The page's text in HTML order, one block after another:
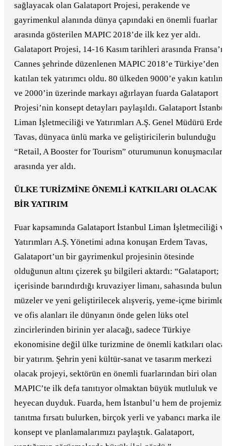
sağlayacak olan Galataport Projesi, perakende ve
gayrimenkul alanında dünya çapındaki en önemli fuarlar
arasında gösterilen MAPIC 2018’de ilk kez yer aldı.
Galataport Projesi, 14-16 Kasım tarihleri arasında
Cannes şehrinde düzenlenen MAPIC 2018’e Türkiye’den
katılan tek yatırımcı oldu. 80 ülkeden 9000’e yakın
ve 2000’in üzerinde markayı ağırlayan fuarda Galataport
Projesi’nin konsept detayları paylaşıldı. Galataport
Liman İşletmeciliği ve Yatırımları A.Ş. Genel Müdürü
Tavas, dünyaca ünlü marka ve geliştiricilerin bulunduğu
“Retail, A Booster for Tourism” oturumunun konuşmacıları
arasında yer aldı.
ÜLKE TURİZMİNE ÖNEMLİ KATKILARI OLACAK
BİR YATIRIM
Fuar kapsamında Galataport İstanbul Liman İşletmeciliği
Yatırımları A.Ş. Yönetimi adına konuşan Erdem Tavas,
Galataport’un bir gayrimenkul projesinin ötesinde
olduğunun altını çizerek şu bilgileri aktardı: “Galataport;
içerisinde barındırdığı kruvaziyer limanı, sahasında
müzeler ve yeni geliştirilecek alışveriş, yeme-içme
ve ofis alanları ile dünyanın önde gelen lüks otel
zincirlerinden birinin yer alacağı, sadece Türkiye
ekonomisine değil ülke turizmine de önemli katkıları
bir yatırım. Şehrin yeni kültür-sanat ve tasarım merkezi
olacak projeyi, sektörün en önemli fuarlarından biri olan
MAPIC’te ilk defa tanıtıyor olmaktan büyük mutluluk ve
heyecan duyduk. Fuarda, hem İstanbul’u hem de projemizi
tanıtma fırsatı bulurken, birçok yerli ve yabancı marka ile
konsept ve planlamalarımızı paylaştık. Galataport,